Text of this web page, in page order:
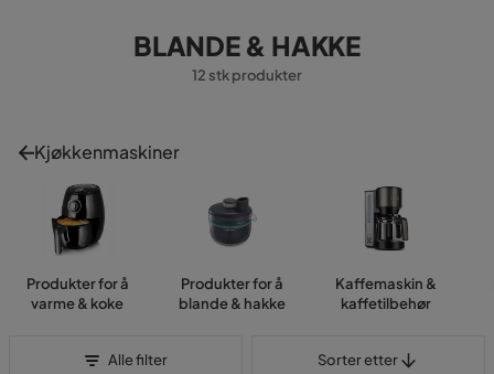
BLANDE & HAKKE
12 stk produkter
Kjøkkenmaskiner
Produkter for å
varme & koke
Produkter for å
blande & hakke
Kaffemaskin &
kaffetilbehør
Alle filter Sorter etter